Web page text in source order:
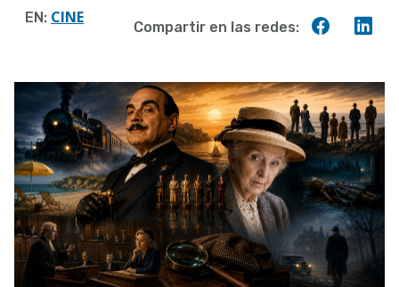
Compartir en las redes:
EN: CINE